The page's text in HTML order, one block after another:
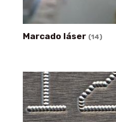
Marcado láser (14)